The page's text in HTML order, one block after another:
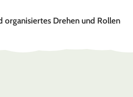
organisiertes Drehen und Rollen